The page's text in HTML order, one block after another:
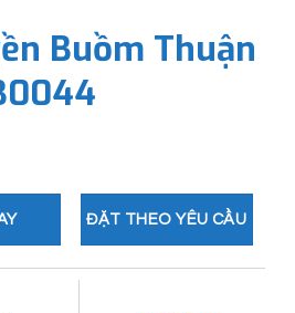
Buồm Thuận
ĐẶT THEO YÊU CẦU